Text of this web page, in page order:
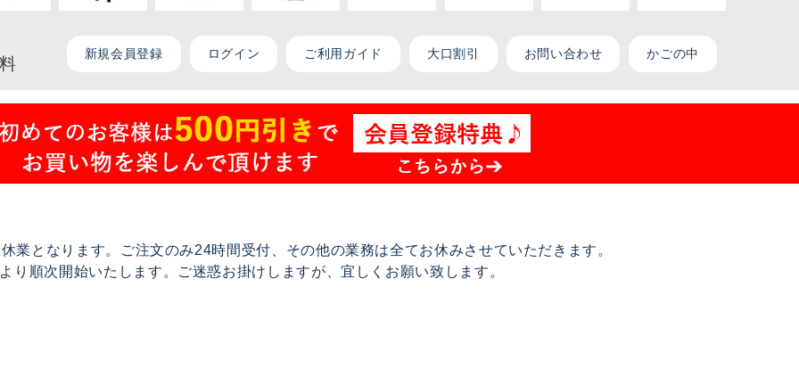
新規会員登録 ログイン ご利用ガイド 大口割引 お問い合わせ かごの中
業となります。ご注文のみ24時間受付、その他の業務は全てお休みさせていただきます。
り順次開始いたします。ご迷惑お掛けしますが、宜しくお願い致します。